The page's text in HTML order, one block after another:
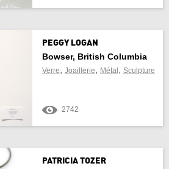
PEGGY LOGAN
Bowser, British Columbia
Verre, Joaillerie, Métal , Sculpture
2742
PATRICIA TOZER